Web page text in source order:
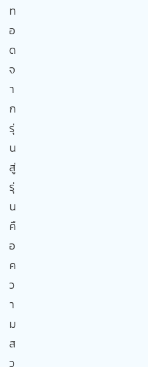
ท
อ
ด
จ
า
ก
รุ่
น
สู่
รุ่
น
คื
อ
ค
ว
า
ม
ส
ว